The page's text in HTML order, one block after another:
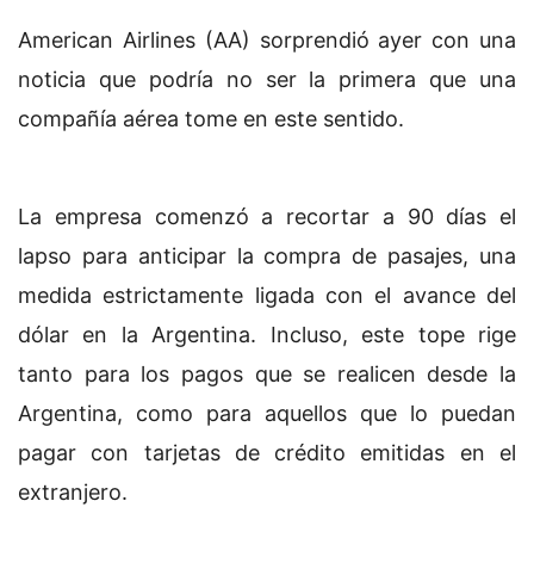
American Airlines (AA) sorprendió ayer con una
noticia que podría no ser la primera que una
compañía aérea tome en este sentido.
La empresa comenzó a recortar a 90 días el
lapso para anticipar la compra de pasajes, una
medida estrictamente ligada con el avance del
dólar en la Argentina. Incluso, este tope rige
tanto para los pagos que se realicen desde la
Argentina, como para aquellos que lo puedan
pagar con tarjetas de crédito emitidas en el
extranjero.